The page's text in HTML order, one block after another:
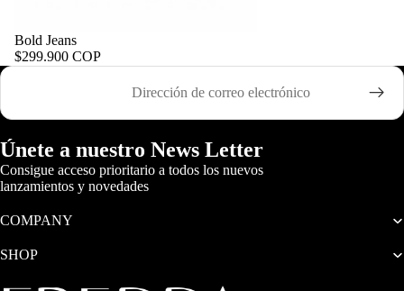
Bold Jeans
$299.900 COP
Correo electrónico
Únete a nuestro News Letter
Consigue acceso prioritario a todos los nuevos
lanzamientos y novedades
COMPANY
SHOP